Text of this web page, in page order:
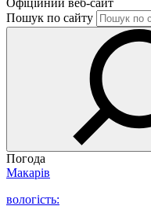
Офіційний веб-сайт
Пошук по сайту
Погода
Макарів
вологість: